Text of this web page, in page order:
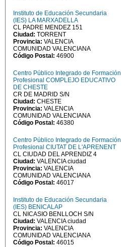
Instituto de Educación Secundaria
(IES) LA MARXADELLA
CL PADRE MENDEZ 151
Ciudad: TORRENT
Provincia: VALENCIA
COMUNIDAD VALENCIANA
Código Postal: 46900
Centro Público Integrado de Formación
Profesional COMPLEJO EDUCATIVO
DE CHESTE
CR DE MADRID S/N
Ciudad: CHESTE
Provincia: VALENCIA
COMUNIDAD VALENCIANA
Código Postal: 46380
Centro Público Integrado de Formación
Profesional CIUTAT DE L'APRENENT
CL CIUDAD DEL APRENDIZ 4
Ciudad: VALENCIA ciudad
Provincia: VALENCIA
COMUNIDAD VALENCIANA
Código Postal: 46017
Instituto de Educación Secundaria
(IES) BENICALAP
CL NICASIO BENLLOCH S/N
Ciudad: VALENCIA ciudad
Provincia: VALENCIA
COMUNIDAD VALENCIANA
Código Postal: 46015